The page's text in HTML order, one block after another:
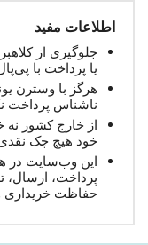
اطلاعات مفید
جلوگیری از
یا پرداخت با
هرگز با وسترن
ناشناس پرداخت
از خارج کشور نه
خود هیچ چک نقدی
این وب‌سایت در
پرداخت، ارسال،
حفاظت خریداری